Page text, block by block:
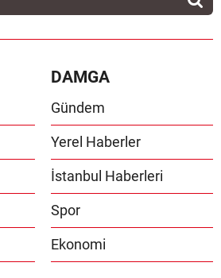
DAMGA
Gündem
Yerel Haberler
İstanbul Haberleri
Spor
Ekonomi